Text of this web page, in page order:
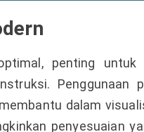
penting untuk
Penggunaan
dalam
penyesuaian